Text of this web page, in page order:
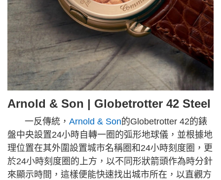
Arnold & Son | Globetrotter 42 Steel
一反傳統， Arnold & Son的Globetrotter 42的錶
盤中央設置24小時自轉一圈的弧形地球儀，並根據地
理位置在其外圍設置城市名稱圈和24小時刻度圈，更
於24小時刻度圈的上方，以不同形狀箭頭作為時分針
來顯示時間，這樣便能快速找出城市所在，以直觀方